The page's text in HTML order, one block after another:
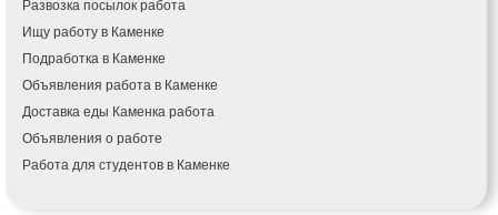
Развозка посылок работа
Ищу работу в Каменке
Подработка в Каменке
Объявления работа в Каменке
Доставка еды Каменка работа
Объявления о работе
Работа для студентов в Каменке
Хмельник
Ирпень
Ивано-Франковск
Измаил
Кагарлык
Калуш
Каменец-Подольский